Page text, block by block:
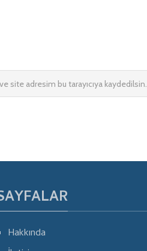
site adresim bu tarayıcıya kaydedilsin.
Hakkında